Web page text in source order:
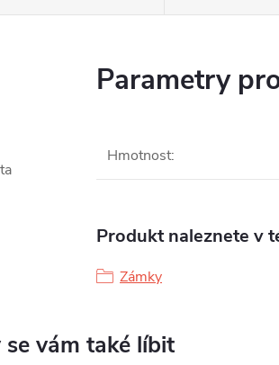
Parametry
Hmotnost:
Produkt naleznete v
Zámky